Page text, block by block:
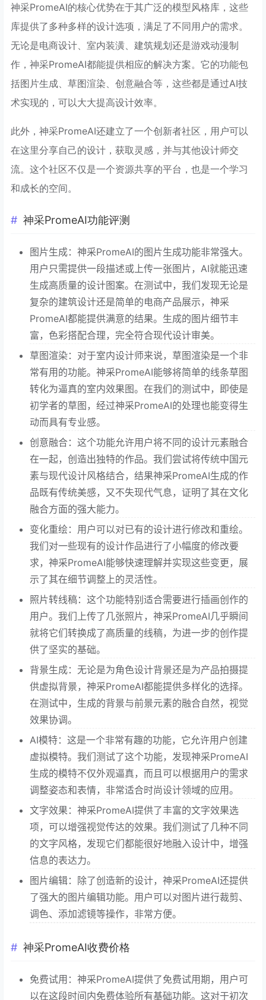
神采PromeAI的核心优势在于其广泛的模型风格库，这些
库提供了多种多样的设计选项，满足了不同用户的需求。
无论是电商设计、室内装潢、建筑规划还是游戏动漫制
作，神采PromeAI都能提供相应的解决方案。它的功能包
括图片生成、草图渲染、创意融合等，这些都是通过AI技
术实现的，可以大大提高设计效率。
此外，神采PromeAI还建立了一个创新者社区，用户可以
在这里分享自己的设计，获取灵感，并与其他设计师交
流。这个社区不仅是一个资源共享的平台，也是一个学习
和成长的空间。
神采PromeAI功能评测
图片生成：神采PromeAI的图片生成功能非常强大。
用户只需提供一段描述或上传一张图片，AI就能迅速
生成高质量的设计图案。在测试中，我们发现无论是
复杂的建筑设计还是简单的电商产品展示，神采
PromeAI都能提供满意的结果。生成的图片细节丰
富，色彩搭配合理，完全符合现代设计审美。
草图渲染：对于室内设计师来说，草图渲染是一个非
常有用的功能。神采PromeAI能够将简单的线条草图
转化为逼真的室内效果图。在我们的测试中，即使是
初学者的草图，经过神采PromeAI的处理也能变得生
动而具有专业感。
创意融合：这个功能允许用户将不同的设计元素融合
在一起，创造出独特的作品。我们尝试将传统中国元
素与现代设计风格结合，结果神采PromeAI生成的作
品既有传统美感，又不失现代气息，证明了其在文化
融合方面的强大能力。
变化重绘：用户可以对已有的设计进行修改和重绘。
我们对一些现有的设计作品进行了小幅度的修改要
求，神采PromeAI能够快速理解并实现这些变更，展
示了其在细节调整上的灵活性。
照片转线稿：这个功能特别适合需要进行插画创作的
用户。我们上传了几张照片，神采PromeAI几乎瞬间
就将它们转换成了高质量的线稿，为进一步的创作提
供了坚实的基础。
背景生成：无论是为角色设计背景还是为产品拍摄提
供虚拟背景，神采PromeAI都能提供多样化的选择。
在测试中，生成的背景与前景元素的融合自然，视觉
效果协调。
AI模特：这是一个非常有趣的功能，它允许用户创建
虚拟模特。我们测试了这个功能，发现神采PromeAI
生成的模特不仅外观逼真，而且可以根据用户的需求
调整姿态和表情，非常适合时尚设计领域的应用。
文字效果：神采PromeAI提供了丰富的文字效果选
项，可以增强视觉传达的效果。我们测试了几种不同
的文字风格，发现它们都能很好地融入设计中，增强
信息的表达力。
图片编辑：除了创造新的设计，神采PromeAI还提供
了强大的图片编辑功能。用户可以对图片进行裁剪、
调色、添加滤镜等操作，非常方便。
神采PromeAI收费价格
免费试用：神采PromeAI提供了免费试用期，用户可
以在这段时间内免费体验所有基础功能。这对于初次